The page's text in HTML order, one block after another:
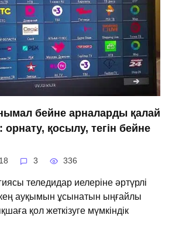
бейне арналарды қалай
қосылу, тегін бейне
3 336
теледидар иелеріне әртүрлі
ауқымын ұсынатын ыңғайлы
қол жеткізуге мүмкіндік